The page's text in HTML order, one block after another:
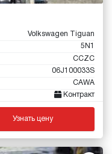
Volkswagen Tiguan
5N1
CCZC
06J100033S
CAWA
Контракт
Узнать цену